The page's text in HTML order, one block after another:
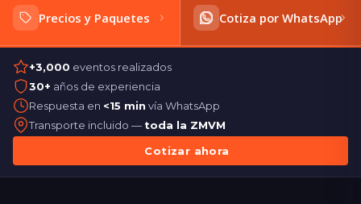
Precios y Paquetes Cotiza por WhatsApp
+3,000 eventos realizados
30+ años de experiencia
Respuesta en <15 min vía WhatsApp
Transporte incluido — toda la ZMVM
Cotizar ahora